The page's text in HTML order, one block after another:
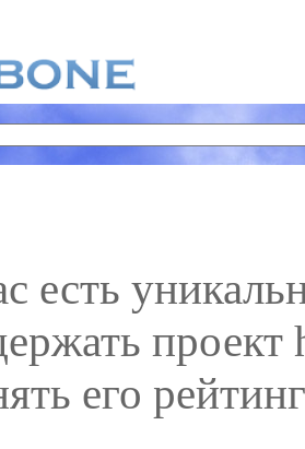
есть
его